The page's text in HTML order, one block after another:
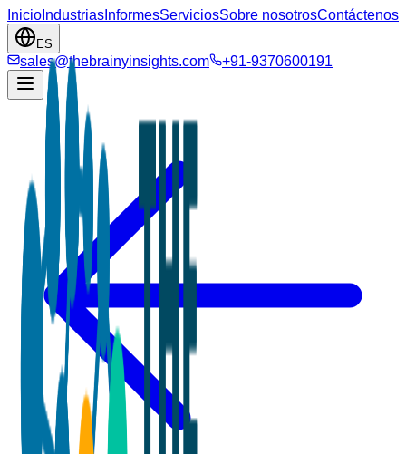
Inicio Industrias InformesServiciosSobre nosotrosContáctenos
ES
sales@thebrainyinsights.com +91-9370600191